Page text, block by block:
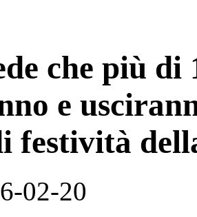
che più
e
festività
02-20